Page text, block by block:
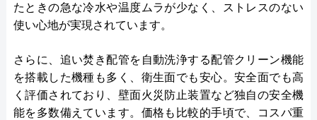
たときの急な冷水や温度ムラが少なく、ストレスのない
使い心地が実現されています。
さらに、追い焚き配管を自動洗浄する配管クリーン機能
を搭載した機種も多く、衛生面でも安心。安全面でも高
く評価されており、壁面火災防止装置など独自の安全機
能を多数備えています。価格も比較的手頃で、コスパ重